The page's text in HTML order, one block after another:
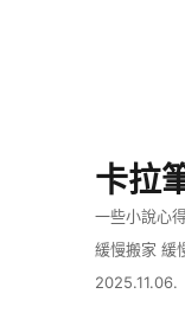
卡拉
一些小說心
緩慢搬家 緩
2025.11.06.